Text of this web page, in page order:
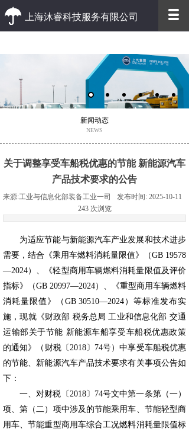
上海沐睿科技服务有限公司
优质的客户服务 高效的办事效率
新闻动态
NEWS
关于调整享受车船税优惠的节能 新能源汽车
产品技术要求的公告
来源:工业与信息化部装备工业一司 发布时间: 2025-10-11
243 次浏览
为适应节能与新能源汽车产业发展和技术进步
需要，结合《乘用车燃料消耗量限值》（GB 19578
—2024）、《轻型商用车辆燃料消耗量限值及评价
指标》（GB 20997—2024）、《重型商用车辆燃料
消耗量限值》（GB 30510—2024）等标准发布实
施，现就《财政部 税务总局 工业和信息化部 交通
运输部关于节能 新能源车船享受车船税优惠政策
的通知》（财税〔2018〕74号）中享受车船税优惠
的节能、新能源汽车产品技术要求有关事项公告如
下：
一、对财税〔2018〕74号文中第一条第（一）
项、第（二）项中涉及的节能乘用车、节能轻型商
用车、节能重型商用车综合工况燃料消耗量限值标